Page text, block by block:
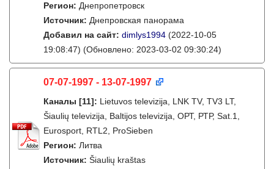
Регион: Днепропетровск
Источник: Днепровская панорама
Добавил на сайт: dimlys1994 (2022-10-05
19:08:47) (Обновлено: 2023-03-02 09:30:24)
07-07-1997 - 13-07-1997
Каналы [11]: Lietuvos televizija, LNK TV, TV3 LT,
Šiaulių televizija, Baltijos televizija, ОРТ, РТР, Sat.1,
Eurosport, RTL2, ProSieben
Регион: Литва
Источник: Šiaulių kraštas